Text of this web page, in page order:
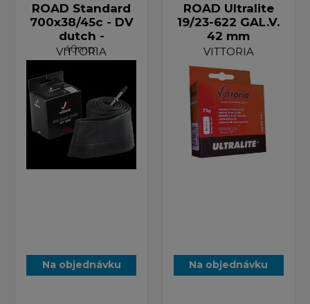
ROAD Standard
700x38/45c - DV
dutch -
40mm
VITTORIA
Na objednávku
ROAD Ultralite
19/23-622 GAL.V.
42 mm
VITTORIA
Na objednávku